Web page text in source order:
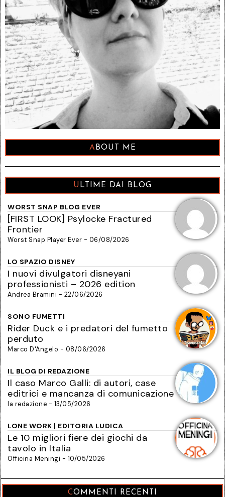
ABOUT ME
ULTIME DAI BLOG
WORST SNAP BLOG EVER
[FIRST LOOK] Psylocke Fractured
Frontier
Worst Snap Player Ever - 06/08/2026
LO SPAZIO DISNEY
I nuovi divulgatori disneyani
professionisti – 2026 edition
Andrea Bramini - 22/06/2026
SONO FUMETTI
Rider Duck e i predatori del fumetto
perduto
Marco D'Angelo - 08/06/2026
IL BLOG DI REDAZIONE
Il caso Marco Galli: di autori, case
editrici e mancanza di comunicazione
la redazione - 13/05/2026
LONE WORK | EDITORIA LUDICA
Le 10 migliori fiere dei giochi da
tavolo in Italia
Officina Meningi - 10/05/2026
COMMENTI RECENTI